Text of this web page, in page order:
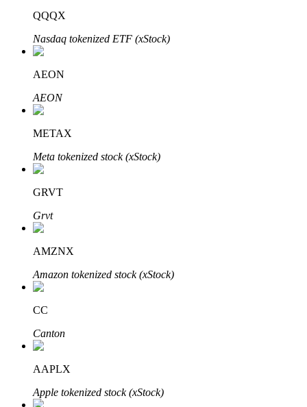
الاستثمار التلقائي
تعرف على كيفية كسب الدخل السلبي
Bitrue
QQQX
Nasdaq tokenized ETF (xStock)
AEON
AEON
METAX
Meta tokenized stock (xStock)
GRVT
Grvt
AMZNX
Amazon tokenized stock (xStock)
CC
Canton
AAPLX
Apple tokenized stock (xStock)